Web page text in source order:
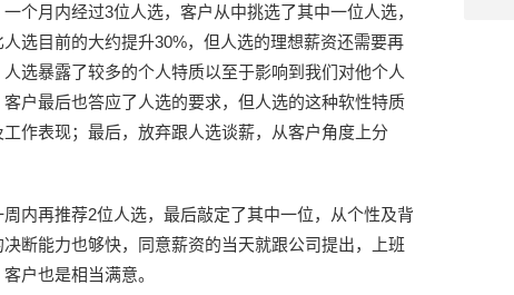
个月内经过3位人选，客户从中挑选了其中一位人选，
选目前的大约提升30%，但人选的理想薪资还需要再
选暴露了较多的个人特质以至于影响到我们对他个人
户最后也答应了人选的要求，但人选的这种软性特质
作表现；最后，放弃跟人选谈薪，从客户角度上分
内再推荐2位人选，最后敲定了其中一位，从个性及背
断能力也够快，同意薪资的当天就跟公司提出，上班
户也是相当满意。